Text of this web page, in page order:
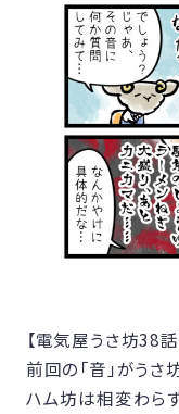
【電気屋うさ坊38話
前回の「音」がうさ
ハム坊は相変わら